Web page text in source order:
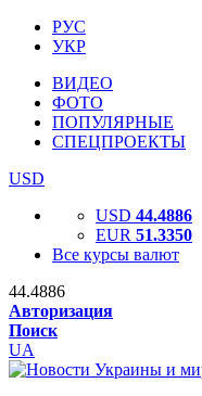
РУС
УКР
ВИДЕО
ФОТО
ПОПУЛЯРНЫЕ
СПЕЦПРОЕКТЫ
USD
USD 44.4886
EUR 51.3350
Все курсы валют
44.4886
Авторизация
Поиск
UA